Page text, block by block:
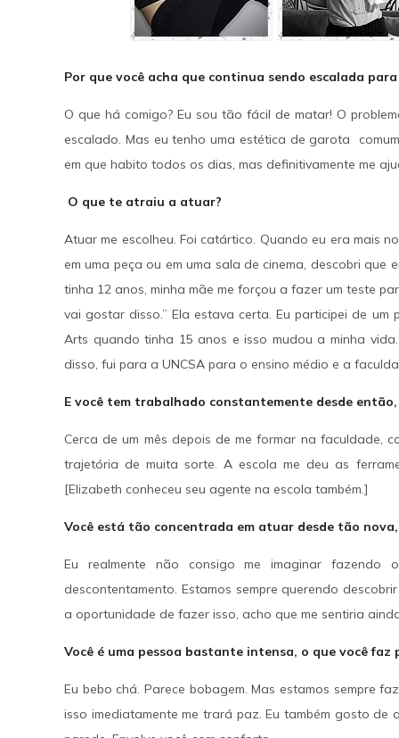
Por que você acha que continua sendo escalada
O que há comigo? Eu sou tão fácil de matar! O
escalado. Mas eu tenho uma estética de garota
em que habito todos os dias, mas definitivamente me
O que te atraiu a atuar?
Atuar me escolheu. Foi catártico. Quando eu era mais
em uma peça ou em uma sala de cinema, descobri
tinha 12 anos, minha mãe me forçou a fazer um teste
vai gostar disso.” Ela estava certa. Eu participei de
Arts quando tinha 15 anos e isso mudou a minha
disso, fui para a UNCSA para o ensino médio e a
E você tem trabalhado constantemente desde
Cerca de um mês depois de me formar na faculdade,
trajetória de muita sorte. A escola me deu as
[Elizabeth conheceu seu agente na escola também.]
Você está tão concentrada em atuar desde tão
Eu realmente não consigo me imaginar fazendo
descontentamento. Estamos sempre querendo
a oportunidade de fazer isso, acho que me sentiria
Você é uma pessoa bastante intensa, o que você faz
Eu bebo chá. Parece bobagem. Mas estamos sempre
isso imediatamente me trará paz. Eu também gosto de